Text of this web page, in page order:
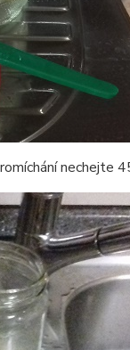
nechejte